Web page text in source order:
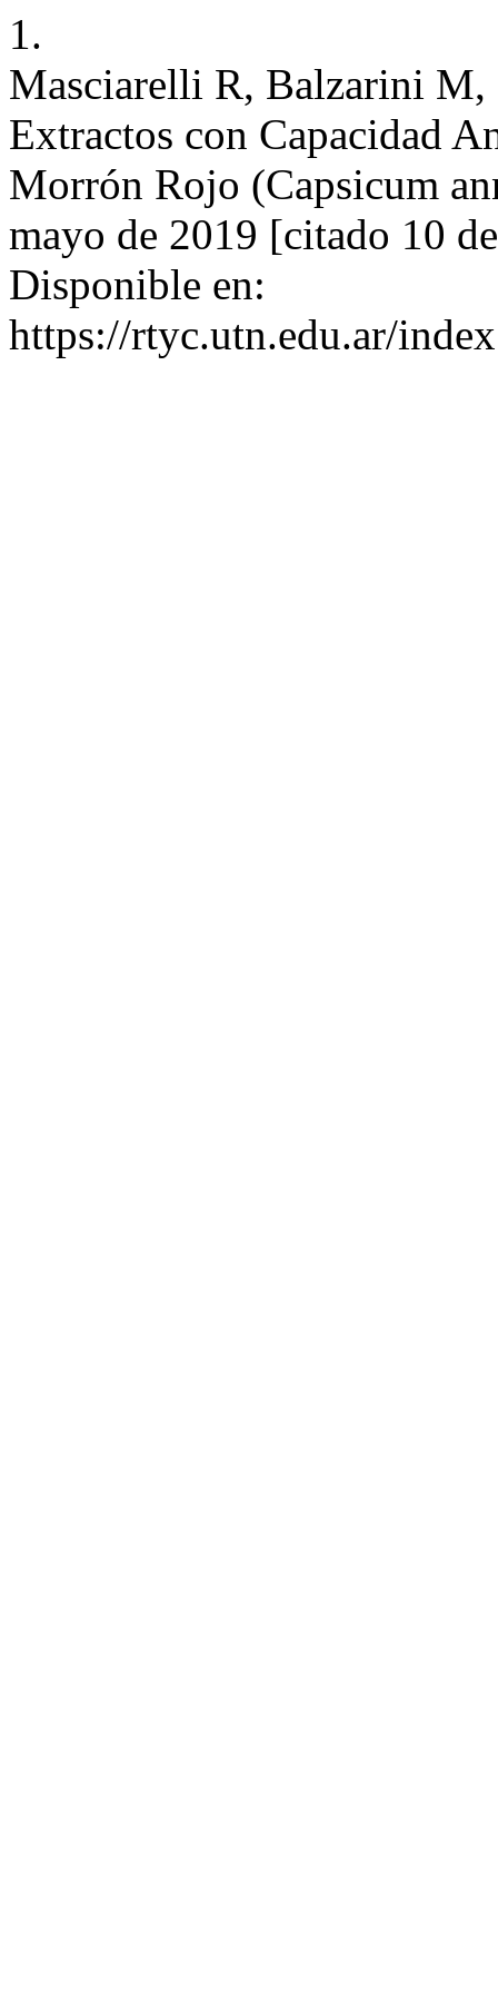
1.
Masciarelli R, Balzarini M,
Extractos con Capacidad
Morrón Rojo (Capsicum
mayo de 2019 [citado 10
Disponible en:
https://rtyc.utn.edu.ar/